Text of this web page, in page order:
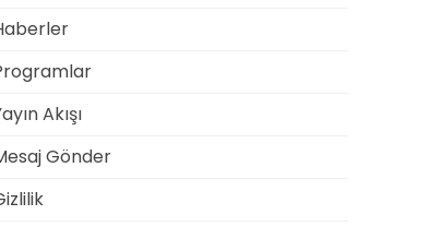
Akışı
Gönder